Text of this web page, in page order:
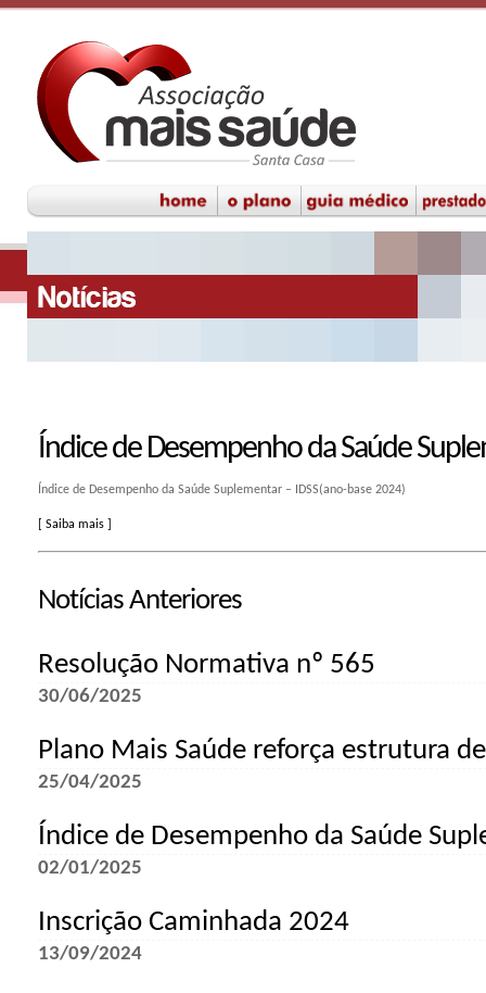
Índice de Desempenho da Saúde
Índice de Desempenho da Saúde Suplementar – IDSS(ano-base 2024)
[ Saiba mais ]
Notícias Anteriores
Resolução Normativa nº 565
30/06/2025
Plano Mais Saúde reforça estrutura
25/04/2025
Índice de Desempenho da Saúde
02/01/2025
Inscrição Caminhada 2024
13/09/2024